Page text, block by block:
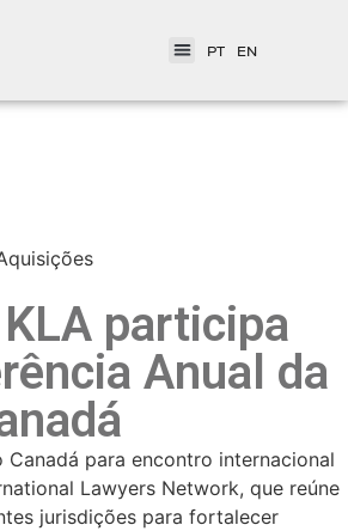
PT EN
participa
Anual da
Canadá para encontro internacional
Lawyers Network, que reúne
jurisdições para fortalecer